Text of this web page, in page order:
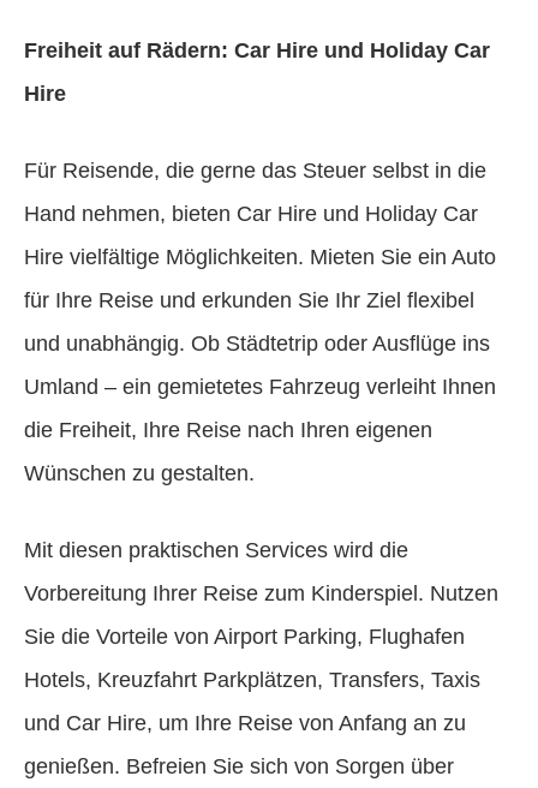
Freiheit auf Rädern: Car Hire und Holiday Car
Hire
Für Reisende, die gerne das Steuer selbst in die
Hand nehmen, bieten Car Hire und Holiday Car
Hire vielfältige Möglichkeiten. Mieten Sie ein Auto
für Ihre Reise und erkunden Sie Ihr Ziel flexibel
und unabhängig. Ob Städtetrip oder Ausflüge ins
Umland – ein gemietetes Fahrzeug verleiht Ihnen
die Freiheit, Ihre Reise nach Ihren eigenen
Wünschen zu gestalten.
Mit diesen praktischen Services wird die
Vorbereitung Ihrer Reise zum Kinderspiel. Nutzen
Sie die Vorteile von Airport Parking, Flughafen
Hotels, Kreuzfahrt Parkplätzen, Transfers, Taxis
und Car Hire, um Ihre Reise von Anfang an zu
genießen. Befreien Sie sich von Sorgen über